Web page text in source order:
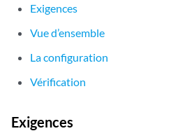
Exigences
Vue d’ensemble
La configuration
Vérification
Exigences